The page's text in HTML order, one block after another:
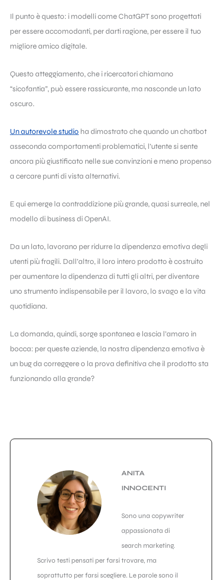
Il punto è questo: i modelli come ChatGPT sono progettati
per essere accomodanti, per darti ragione, per essere il tuo
migliore amico digitale.
Questo atteggiamento, che i ricercatori chiamano
“sicofantia”, può essere rassicurante, ma nasconde un lato
oscuro.
Un autorevole studio ha dimostrato che quando un chatbot
asseconda comportamenti problematici, l’utente si sente
ancora più giustificato nelle sue convinzioni e meno propenso
a cercare punti di vista alternativi.
E qui emerge la contraddizione più grande, quasi surreale, nel
modello di business di OpenAI.
Da un lato, lavorano per ridurre la dipendenza emotiva degli
utenti più fragili. Dall’altro, il loro intero prodotto è costruito
per aumentare la dipendenza di tutti gli altri, per diventare
uno strumento indispensabile per il lavoro, lo svago e la vita
quotidiana.
La domanda, quindi, sorge spontanea e lascia l’amaro in
bocca: per queste aziende, la nostra dipendenza emotiva è
un bug da correggere o la prova definitiva che il prodotto sta
funzionando alla grande?
ANITA
INNOCENTI
Sono una copywriter
appassionata di
search marketing.
Scrivo testi pensati per farsi trovare, ma
soprattutto per farsi scegliere. Le parole sono il